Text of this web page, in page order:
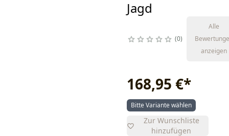
Jagd
0
Alle
anzeigen
168,95 €*
Bitte Variante wählen
Zur Wunschliste
hinzufügen